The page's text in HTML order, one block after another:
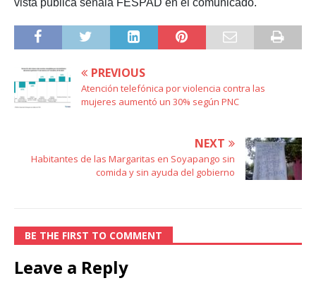
PREVIOUS
Atención telefónica por violencia contra las
mujeres aumentó un 30% según PNC
NEXT
Habitantes de las Margaritas en Soyapango sin
comida y sin ayuda del gobierno
BE THE FIRST TO COMMENT
Leave a Reply